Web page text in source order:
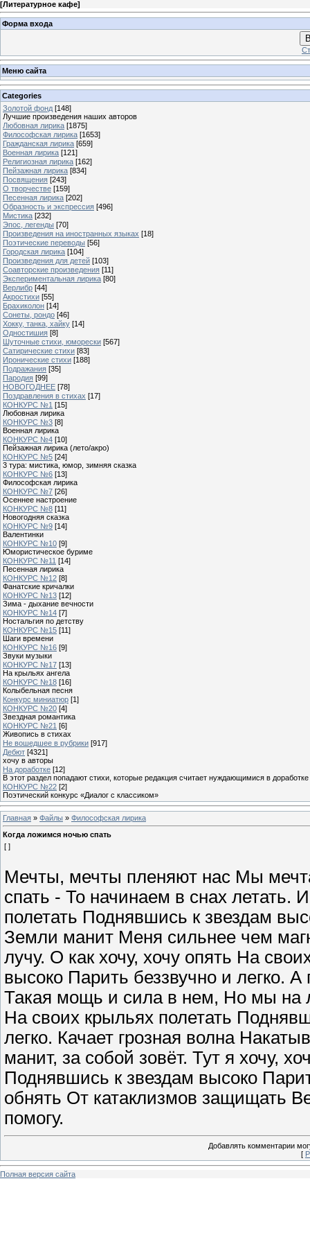
[Литературное кафе]
Форма входа
Меню сайта
Categories
Золотой фонд [148]
Лучшие произведения наших авторов
Любовная лирика [1875]
Философская лирика [1653]
Гражданская лирика [659]
Военная лирика [121]
Религиозная лирика [162]
Пейзажная лирика [834]
Посвящения [243]
О творчестве [159]
Песенная лирика [202]
Образность и экспрессия [496]
Мистика [232]
Эпос, легенды [70]
Произведения на иностранных языках [18]
Поэтические переводы [56]
Городская лирика [104]
Произведения для детей [103]
Соавторские произведения [11]
Экспериментальная лирика [80]
Верлибр [44]
Акростихи [55]
Брахиколон [14]
Сонеты, рондо [46]
Хокку, танка, хайку [14]
Одностишия [8]
Шуточные стихи, юморески [567]
Сатирические стихи [83]
Иронические стихи [188]
Подражания [35]
Пародия [99]
НОВОГОДНЕЕ [78]
Поздравления в стихах [17]
КОНКУРС №1 [15]
Любовная лирика
КОНКУРС №3 [8]
Военная лирика
КОНКУРС №4 [10]
Пейзажная лирика (лето/акро)
КОНКУРС №5 [24]
3 тура: мистика, юмор, зимняя сказка
КОНКУРС №6 [13]
Философская лирика
КОНКУРС №7 [26]
Осеннее настроение
КОНКУРС №8 [11]
Новогодняя сказка
КОНКУРС №9 [14]
Валентинки
КОНКУРС №10 [9]
Юмористическое буриме
КОНКУРС №11 [14]
Песенная лирика
КОНКУРС №12 [8]
Фанатские кричалки
КОНКУРС №13 [12]
Зима - дыхание вечности
КОНКУРС №14 [7]
Ностальгия по детству
КОНКУРС №15 [11]
Шаги времени
КОНКУРС №16 [9]
Звуки музыки
КОНКУРС №17 [13]
На крыльях ангела
КОНКУРС №18 [16]
Колыбельная песня
Конкурс миниатюр [1]
КОНКУРС №20 [4]
Звездная романтика
КОНКУРС №21 [6]
Живопись в стихах
Не вошедшее в рубрики [917]
Дебют [4321]
хочу в авторы
На доработке [12]
В этот раздел попадают стихи, которые редакция считает нуждающимися в доработке
КОНКУРС №22 [2]
Поэтический конкурс «Диалог с классиком»
Главная » Файлы » Философская лирика
Когда ложимся ночью спать
[ ]
Мечты, мечты пленяют нас Мы
спать - То начинаем в снах летать.
полетать Поднявшись к звездам
Земли манит Меня сильнее чем
лучу. О как хочу, хочу опять На
высоко Парить беззвучно и легко.
Такая мощь и сила в нем, Но мы на
На своих крыльях полетать
легко. Качает грозная волна
манит, за собой зовёт. Тут я хочу,
Поднявшись к звездам высоко
обнять От катаклизмов защищать
помогу.
Добавлять комментарии
[
Полная версия сайта